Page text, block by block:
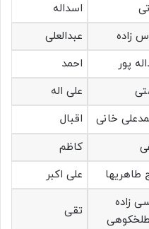
اسداله
زاده
عبدالعلی
پور
احمد
علی اله
خانی
اقبال
کاظم
طاهریها علی اکبر
زاده
تقی